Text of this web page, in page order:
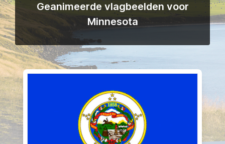
Geanimeerde vlagbeelden voor
Minnesota